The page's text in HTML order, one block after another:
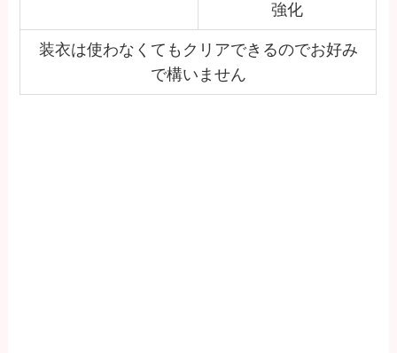
強化
装衣は使わなくてもクリアできるのでお好み
で構いません